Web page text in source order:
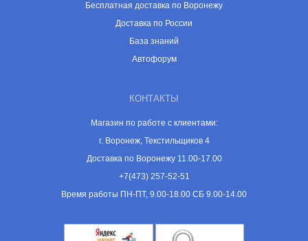
Бесплатная доставка по Воронежу
Доставка по России
База знаний
Автофорум
КОНТАКТЫ
Магазин по работе с клиентами:
г. Воронеж, Текстильщиков 4
Доставка по Воронежу 11.00-17.00
+7(473) 257-52-51
Время работы ПН-ПТ, 9.00-18.00 СБ 9.00-14.00